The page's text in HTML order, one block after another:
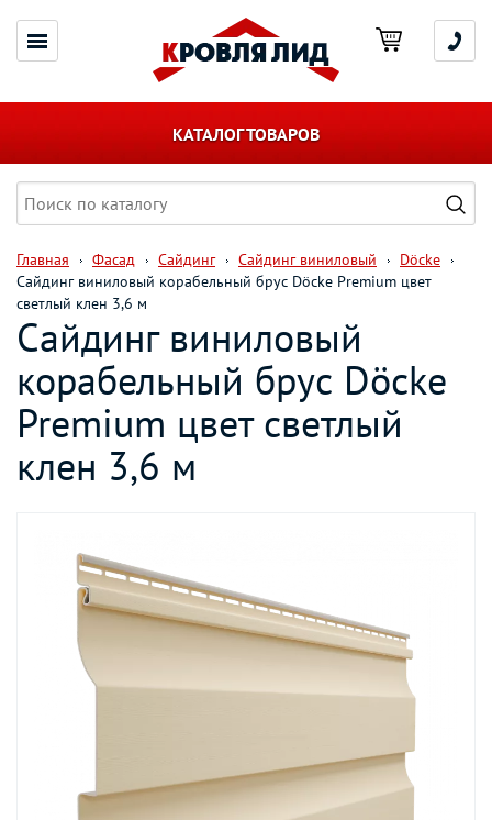
КАТАЛОГ ТОВАРОВ
Главная Фасад Сайдинг Сайдинг виниловый
Döcke
Сайдинг виниловый корабельный брус Döcke Premium цвет
светлый клен 3,6 м
Сайдинг виниловый
корабельный брус Döcke
Premium цвет светлый
клен 3,6 м